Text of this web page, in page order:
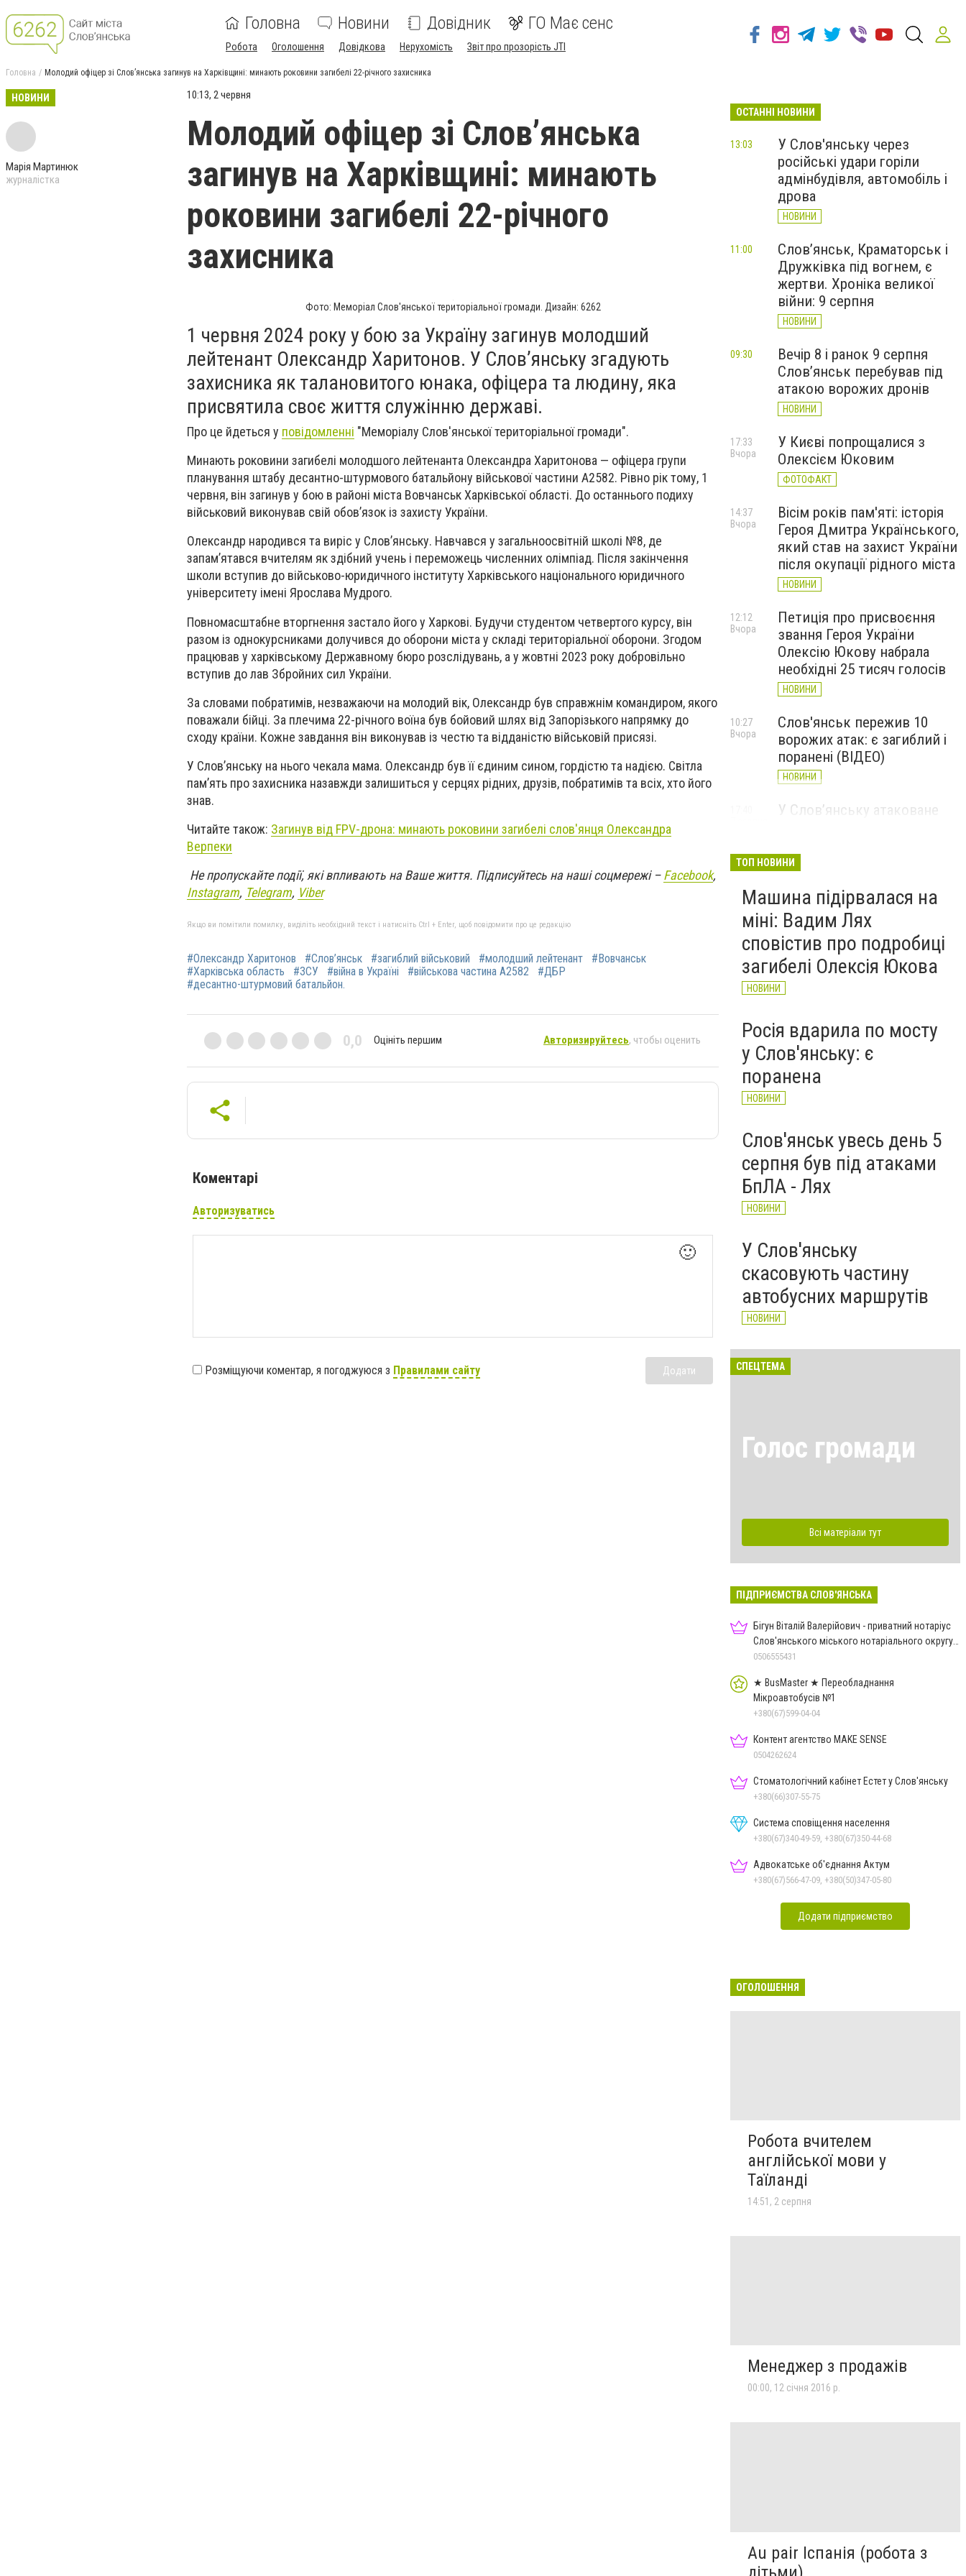
Головна Новини Довідник ГО Має сенс
Робота Оголошення Довідкова Нерухомість Звіт про прозорість JTI
Головна Молодий офіцер зі Слов’янська загинув на Харківщині: минають роковини загибелі 22-річного захисника
НОВИНИ
Марія Мартинюк
журналістка
10:13, 2 червня
Молодий офіцер зі Слов’янська
загинув на Харківщині: минають
роковини загибелі 22-річного
захисника
Фото: Меморіал Слов'янської територіальної громади. Дизайн: 6262
1 червня 2024 року у бою за Україну загинув молодший
лейтенант Олександр Харитонов. У Слов’янську згадують
захисника як талановитого юнака, офіцера та людину, яка
присвятила своє життя служінню державі.
Про це йдеться у повідомленні "Меморіалу Слов'янської територіальної громади".
Минають роковини загибелі молодшого лейтенанта Олександра Харитонова — офіцера групи
планування штабу десантно-штурмового батальйону військової частини А2582. Рівно рік тому, 1
червня, він загинув у бою в районі міста Вовчанськ Харківської області. До останнього подиху
військовий виконував свій обов’язок із захисту України.
Олександр народився та виріс у Слов’янську. Навчався у загальноосвітній школі №8, де
запам’ятався вчителям як здібний учень і переможець численних олімпіад. Після закінчення
школи вступив до військово-юридичного інституту Харківського національного юридичного
університету імені Ярослава Мудрого.
Повномасштабне вторгнення застало його у Харкові. Будучи студентом четвертого курсу, він
разом із однокурсниками долучився до оборони міста у складі територіальної оборони. Згодом
працював у харківському Державному бюро розслідувань, а у жовтні 2023 року добровільно
вступив до лав Збройних сил України.
За словами побратимів, незважаючи на молодий вік, Олександр був справжнім командиром, якого
поважали бійці. За плечима 22-річного воїна був бойовий шлях від Запорізького напрямку до
сходу країни. Кожне завдання він виконував із честю та відданістю військовій присязі.
У Слов’янську на нього чекала мама. Олександр був її єдиним сином, гордістю та надією. Світла
пам’ять про захисника назавжди залишиться у серцях рідних, друзів, побратимів та всіх, хто його
знав.
Читайте також: Загинув від FPV-дрона: минають роковини загибелі слов'янця Олександра
Верпеки
Не пропускайте події, які впливають на Ваше життя. Підписуйтесь на наші соцмережі –Facebook,
Instagram, Telegram, Viber
Якщо ви помітили помилку, виділіть необхідний текст і натисніть Ctrl + Enter, щоб повідомити про це редакцію
#Олександр Харитонов #Слов’янськ #загиблий військовий #молодший лейтенант
#Вовчанськ
#Харківська область
#ЗСУ #війна в Україні #військова частина А2582
#ДБР
#десантно-штурмовий батальйон.
0,0 Оцініть першим Авторизируйтесь, чтобы оценить
Коментарі
Авторизуватись
🙂
Розміщуючи коментар, я погоджуюся з Правилами сайту Додати
ОСТАННІ НОВИНИ
У Слов'янську через
російські удари горіли
адмінбудівля, автомобіль і
дрова
НОВИНИ
13:03
Слов’янськ, Краматорськ і
Дружківка під вогнем, є
жертви. Хроніка великої
війни: 9 серпня
НОВИНИ
11:00
Вечір 8 і ранок 9 серпня
Слов’янськ перебував під
атакою ворожих дронів
НОВИНИ
09:30
У Києві попрощалися з
Олексієм Юковим
ФОТОФАКТ
17:33
Вчора
Вісім років пам'яті: історія
Героя Дмитра Українського,
який став на захист України
після окупації рідного міста
НОВИНИ
14:37
Вчора
Петиція про присвоєння
звання Героя України
Олексію Юкову набрала
необхідні 25 тисяч голосів
НОВИНИ
12:12
Вчора
Слов'янськ пережив 10
ворожих атак: є загиблий і
поранені (ВІДЕО)
НОВИНИ
10:27
Вчора
У Слов’янську атаковане
НОВИНИ
ТОП НОВИНИ
Машина підірвалася на
міні: Вадим Лях
сповістив про подробиці
загибелі Олексія Юкова
НОВИНИ
Росія вдарила по мосту
у Слов'янську: є
поранена
НОВИНИ
Слов'янськ увесь день 5
серпня був під атаками
БпЛА - Лях
НОВИНИ
У Слов'янську
скасовують частину
автобусних маршрутів
НОВИНИ
СПЕЦТЕМА
Голос громади
Всі матеріали тут
ПІДПРИЄМСТВА СЛОВ'ЯНСЬКА
Бігун Віталій Валерійович - приватний нотаріус
Слов'янського міського нотаріального округу
Дон.обл.
0506555431
★ BusMaster ★ Переобладнання
Мікроавтобусів №1
+380(67)599-04-04
Контент агентство MAKE SENSE
0504262624
Стоматологічний кабінет Естет у Слов'янську
+380(66)307-55-75
Система сповіщення населення
+380(67)340-49-59, +380(67)350-44-68
Адвокатське об'єднання Актум
+380(67)566-47-09, +380(50)347-05-80
Додати підприємство
ОГОЛОШЕННЯ
Робота вчителем
англійської мови у
Таїланді
14:51, 2 серпня
Менеджер з продажів
00:00, 12 січня 2016 р.
Au pair Іспанія (робота з